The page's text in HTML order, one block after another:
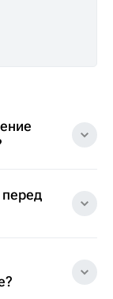
перед